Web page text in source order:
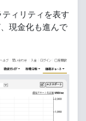
ィリティを表す
現金化も進んで